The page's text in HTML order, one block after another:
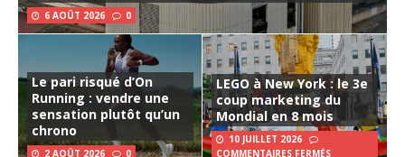
6 AOÛT 2026 0
Le pari risqué d’On
Running : vendre une
sensation plutôt qu’un
chrono
2 AOÛT 2026 0
LEGO à New York : le 3e
coup marketing du
Mondial en 8 mois
10 JUILLET 2026
COMMENTAIRES FERMÉS